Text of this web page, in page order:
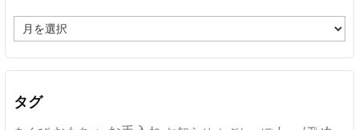
ー
カ
イ
タグ